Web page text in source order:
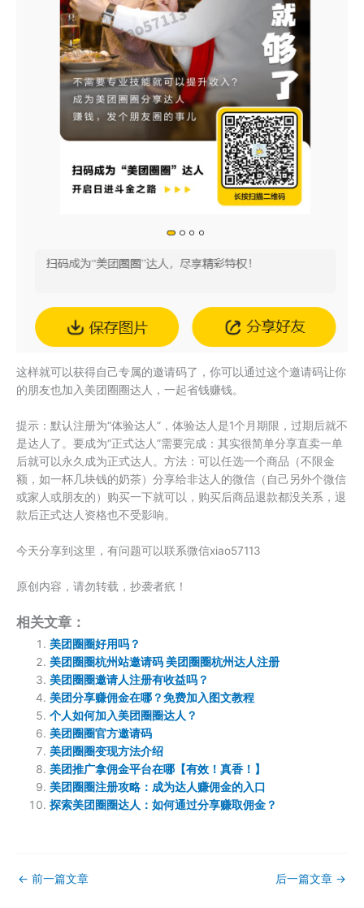
这样就可以获得自己专属的邀请码了，你可以通过这个邀请码让你
的朋友也加入美团圈圈达人，一起省钱赚钱。
提示：默认注册为“体验达人”，体验达人是1个月期限，过期后就不
是达人了。要成为“正式达人”需要完成：其实很简单分享直卖一单
后就可以永久成为正式达人。方法：可以任选一个商品（不限金
额，如一杯几块钱的奶茶）分享给非达人的微信（自己另外个微信
或家人或朋友的）购买一下就可以，购买后商品退款都没关系，退
款后正式达人资格也不受影响。
今天分享到这里，有问题可以联系微信xiao57113
原创内容，请勿转载，抄袭者疧！
相关文章：
美团圈圈好用吗？
美团圈圈杭州站邀请码 美团圈圈杭州达人注册
美团圈圈邀请人注册有收益吗？
美团分享赚佣金在哪？免费加入图文教程
个人如何加入美团圈圈达人？
美团圈圈官方邀请码
美团圈圈变现方法介绍
美团推广拿佣金平台在哪【有效！真香！】
美团圈圈注册攻略：成为达人赚佣金的入口
探索美团圈圈达人：如何通过分享赚取佣金？
← 前一篇文章 后一篇文章 →